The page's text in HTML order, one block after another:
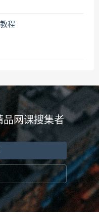
程
品网课搜集者